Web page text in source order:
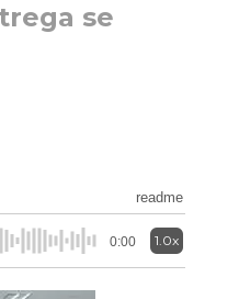
se
readme
0:00 1.0x